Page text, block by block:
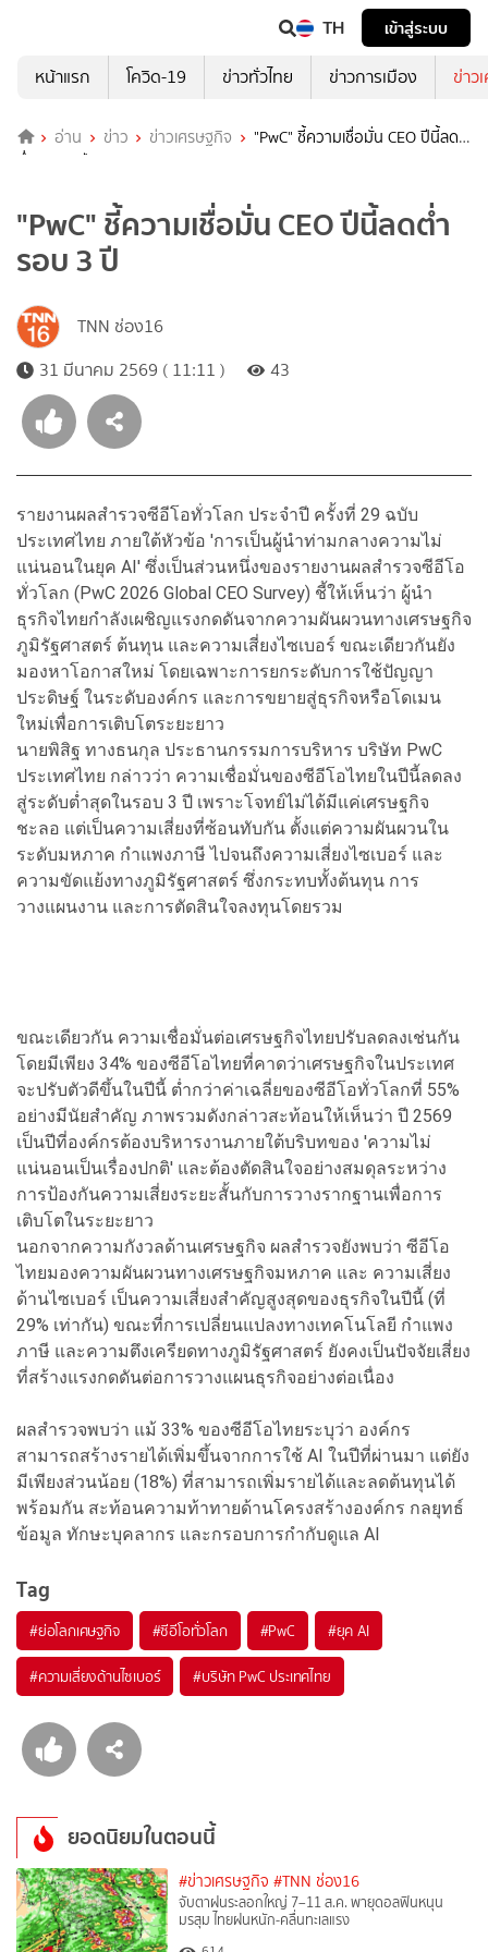
TH
เข้าสู่ระบบ
หน้าแรก
โควิด-19 ข่าวทั่วไทย ข่าวการเมือง ข่าว
อ่าน ข่าว ข่าวเศรษฐกิจ
"PwC" ชี้ความเชื่อมั่น CEO ปีนี้ลด
ต่ำรอบ 3 ปี
"PwC" ชี้ความเชื่อมั่น CEO ปีนี้ลดต่ำ
รอบ 3 ปี
TNN ช่อง16
31 มีนาคม 2569 ( 11:11 )
43
รายงานผลสำรวจซีอีโอทั่วโลก ประจำปี ครั้งที่ 29 ฉบับ
ประเทศไทย ภายใต้หัวข้อ 'การเป็นผู้นำท่ามกลางความไม่
แน่นอนในยุค AI' ซึ่งเป็นส่วนหนึ่งของรายงานผลสำรวจซีอีโอ
ทั่วโลก (PwC 2026 Global CEO Survey) ชี้ให้เห็นว่า ผู้นำ
ธุรกิจไทยกำลังเผชิญแรงกดดันจากความผันผวนทางเศรษฐกิจ
ภูมิรัฐศาสตร์ ต้นทุน และความเสี่ยงไซเบอร์ ขณะเดียวกันยัง
มองหาโอกาสใหม่ โดยเฉพาะการยกระดับการใช้ปัญญา
ประดิษฐ์ ในระดับองค์กร และการขยายสู่ธุรกิจหรือโดเมน
ใหม่เพื่อการเติบโตระยะยาว
นายพิสิฐ ทางธนกุล ประธานกรรมการบริหาร บริษัท PwC
ประเทศไทย กล่าวว่า ความเชื่อมั่นของซีอีโอไทยในปีนี้ลดลง
สู่ระดับต่ำสุดในรอบ 3 ปี เพราะโจทย์ไม่ได้มีแค่เศรษฐกิจ
ชะลอ แต่เป็นความเสี่ยงที่ซ้อนทับกัน ตั้งแต่ความผันผวนใน
ระดับมหภาค กำแพงภาษี ไปจนถึงความเสี่ยงไซเบอร์ และ
ความขัดแย้งทางภูมิรัฐศาสตร์ ซึ่งกระทบทั้งต้นทุน การ
วางแผนงาน และการตัดสินใจลงทุนโดยรวม
ขณะเดียวกัน ความเชื่อมั่นต่อเศรษฐกิจไทยปรับลดลงเช่นกัน
โดยมีเพียง 34% ของซีอีโอไทยที่คาดว่าเศรษฐกิจในประเทศ
จะปรับตัวดีขึ้นในปีนี้ ต่ำกว่าค่าเฉลี่ยของซีอีโอทั่วโลกที่ 55%
อย่างมีนัยสำคัญ ภาพรวมดังกล่าวสะท้อนให้เห็นว่า ปี 2569
เป็นปีที่องค์กรต้องบริหารงานภายใต้บริบทของ 'ความไม่
แน่นอนเป็นเรื่องปกติ' และต้องตัดสินใจอย่างสมดุลระหว่าง
การป้องกันความเสี่ยงระยะสั้นกับการวางรากฐานเพื่อการ
เติบโตในระยะยาว
นอกจากความกังวลด้านเศรษฐกิจ ผลสำรวจยังพบว่า ซีอีโอ
ไทยมองความผันผวนทางเศรษฐกิจมหภาค และ ความเสี่ยง
ด้านไซเบอร์ เป็นความเสี่ยงสำคัญสูงสุดของธุรกิจในปีนี้ (ที่
29% เท่ากัน) ขณะที่การเปลี่ยนแปลงทางเทคโนโลยี กำแพง
ภาษี และความตึงเครียดทางภูมิรัฐศาสตร์ ยังคงเป็นปัจจัยเสี่ยง
ที่สร้างแรงกดดันต่อการวางแผนธุรกิจอย่างต่อเนื่อง
ผลสำรวจพบว่า แม้ 33% ของซีอีโอไทยระบุว่า องค์กร
สามารถสร้างรายได้เพิ่มขึ้นจากการใช้ AI ในปีที่ผ่านมา แต่ยัง
มีเพียงส่วนน้อย (18%) ที่สามารถเพิ่มรายได้และลดต้นทุนได้
พร้อมกัน สะท้อนความท้าทายด้านโครงสร้างองค์กร กลยุทธ์
ข้อมูล ทักษะบุคลากร และกรอบการกำกับดูแล AI
Tag
#ย่อโลกเศษฐกิจ #ซีอีโอทั่วโลก #PwC #ยุค AI
#ความเสี่ยงด้านไซเบอร์ #บริษัท PwC ประเทศไทย
ยอดนิยมในตอนนี้
#ข่าวเศรษฐกิจ #TNN ช่อง16
จับตาฝนระลอกใหญ่ 7–11 ส.ค. พายุดอลฟินหนุน
มรสุม ไทยฝนหนัก-คลื่นทะเลแรง